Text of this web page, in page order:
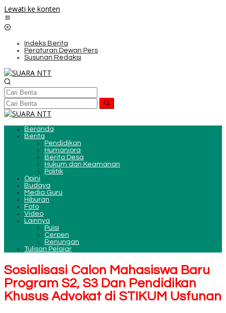
Lewati ke konten
Indeks Berita
Peraturan Dewan Pers
Susunan Redaksi
Beranda
Berita
Pendidikan
Humaniora
Berita Desa
Hukum dan Keamanan
Politik
Opini
Budaya
Media Guru
Hiburan
Foto
Video
Lainnya
Puisi
Cerpen
Renungan
Tulisan Pelajar
Sosialisasi Calon Mahasiswa Baru
Program S2, S3 Dan Pendidikan
Khusus Advokat di STIKUM Usfunan